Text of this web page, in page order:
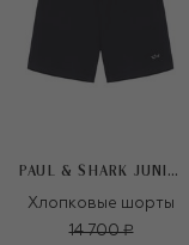
PAUL & SHARK JUNIOR
Хлопковые шорты
14 700 ₽